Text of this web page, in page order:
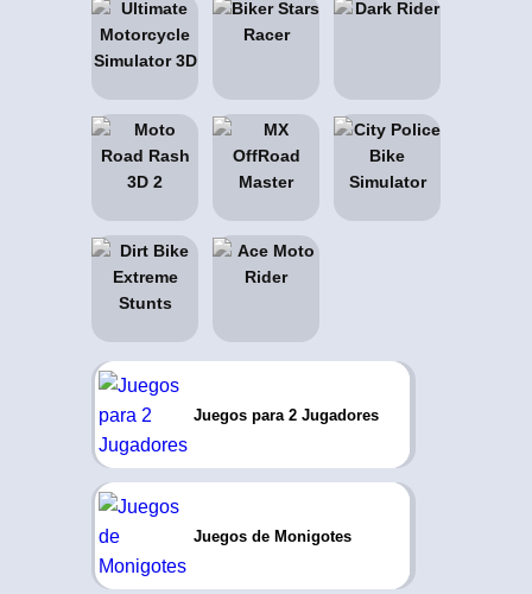
Juegos para 2 Jugadores
Juegos de Monigotes